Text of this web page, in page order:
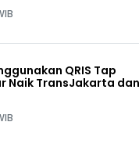
QRIS Tap
Naik TransJakarta dan